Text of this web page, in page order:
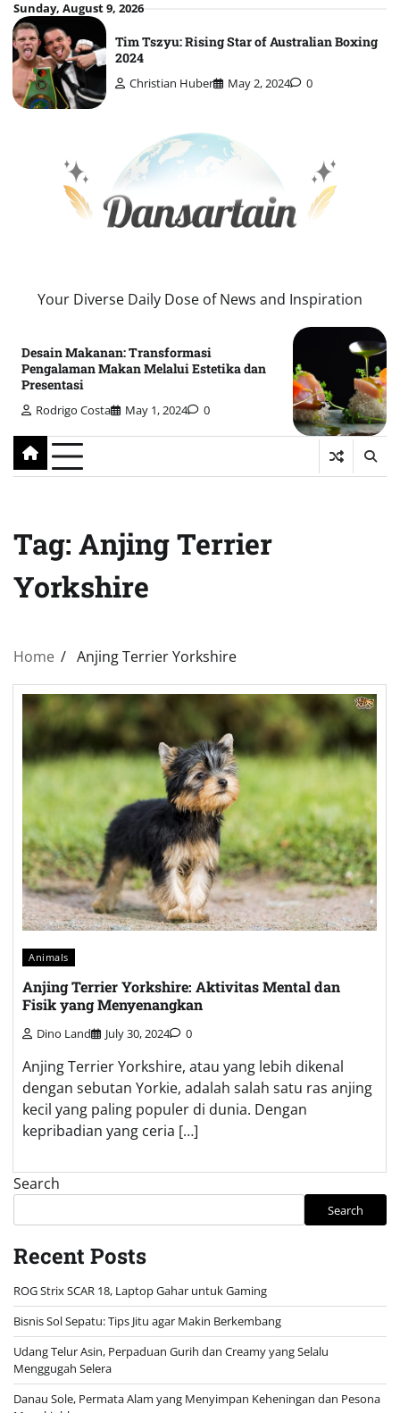
Skip
to
content
Sunday, August 9, 2026
Tim Tszyu: Rising Star of Australian Boxing
2024
Christian Huber May 2, 2024 0
Your Diverse Daily Dose of News and Inspiration
Desain Makanan: Transformasi
Pengalaman Makan Melalui Estetika dan
Presentasi
Rodrigo Costa May 1, 2024 0
Tag: Anjing Terrier
Yorkshire
Home Anjing Terrier Yorkshire
Animals
Anjing Terrier Yorkshire: Aktivitas Mental dan
Fisik yang Menyenangkan
Dino Land July 30, 2024 0
Anjing Terrier Yorkshire, atau yang lebih dikenal
dengan sebutan Yorkie, adalah salah satu ras anjing
kecil yang paling populer di dunia. Dengan
kepribadian yang ceria […]
Search
Search
Recent Posts
ROG Strix SCAR 18, Laptop Gahar untuk Gaming
Bisnis Sol Sepatu: Tips Jitu agar Makin Berkembang
Udang Telur Asin, Perpaduan Gurih dan Creamy yang Selalu
Menggugah Selera
Danau Sole, Permata Alam yang Menyimpan Keheningan dan Pesona